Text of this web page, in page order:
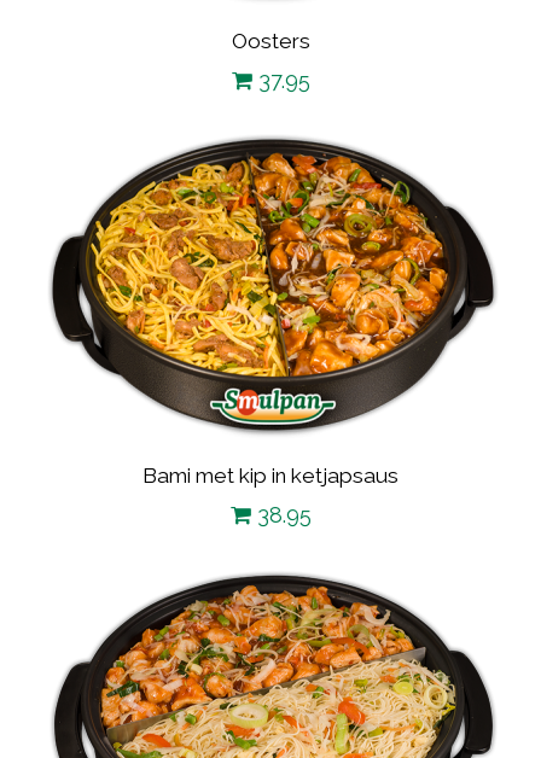
Oosters
37.95
Bami met kip in ketjapsaus
38.95